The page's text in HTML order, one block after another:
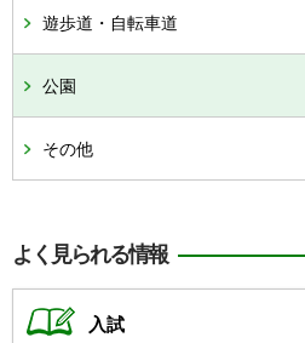
遊歩道・自転車道
公園
その他
よく見られる情報
入試